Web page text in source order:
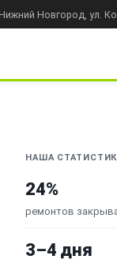
Новгород, ул.
НАША
24%
ремонтов
3–4 дня